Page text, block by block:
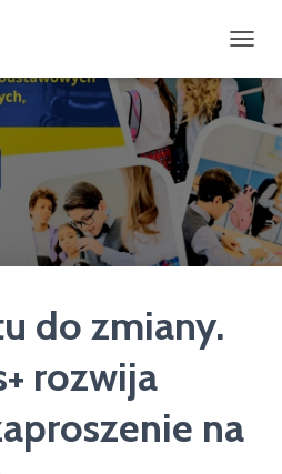
R
Z
E
C
N
A
W
do zmiany.
rozwija
na